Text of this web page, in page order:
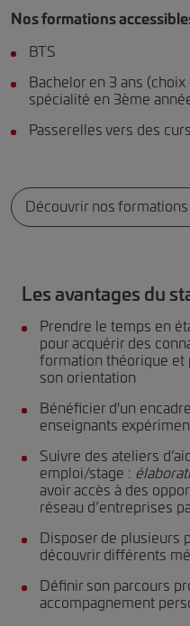
Nos formations
BTS
Bachelor en 3 ans
spécialité en 3ème
Passerelles vers des
Découvrir nos formations
Les avantages du
Prendre le temps en
pour acquérir des
formation théorique et
son orientation
Bénéficier d'un
enseignants
Suivre des ateliers
emploi/stage :
avoir accès à des
réseau d’entreprises
Disposer de plusieurs
découvrir différents
Définir son parcours
accompagnement